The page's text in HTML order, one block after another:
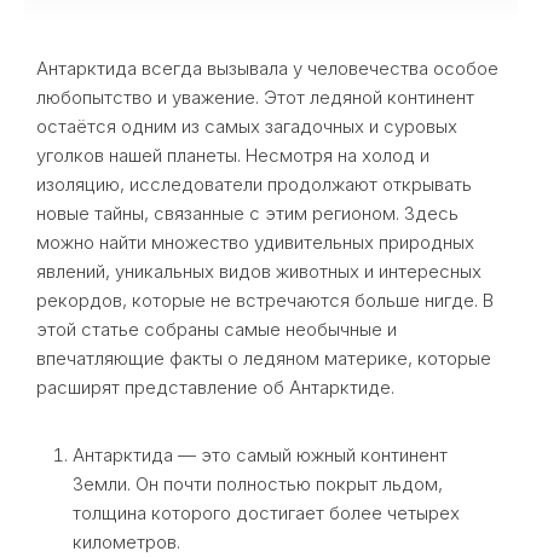
Антарктида всегда вызывала у человечества особое
любопытство и уважение. Этот ледяной континент
остаётся одним из самых загадочных и суровых
уголков нашей планеты. Несмотря на холод и
изоляцию, исследователи продолжают открывать
новые тайны, связанные с этим регионом. Здесь
можно найти множество удивительных природных
явлений, уникальных видов животных и интересных
рекордов, которые не встречаются больше нигде. В
этой статье собраны самые необычные и
впечатляющие факты о ледяном материке, которые
расширят представление об Антарктиде.
Антарктида — это самый южный континент
Земли. Он почти полностью покрыт льдом,
толщина которого достигает более четырех
километров.